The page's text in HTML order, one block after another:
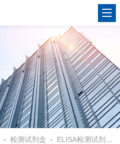
-检测试剂盒 - ELISA检测试剂盒